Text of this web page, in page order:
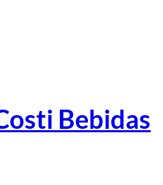
Bebidas